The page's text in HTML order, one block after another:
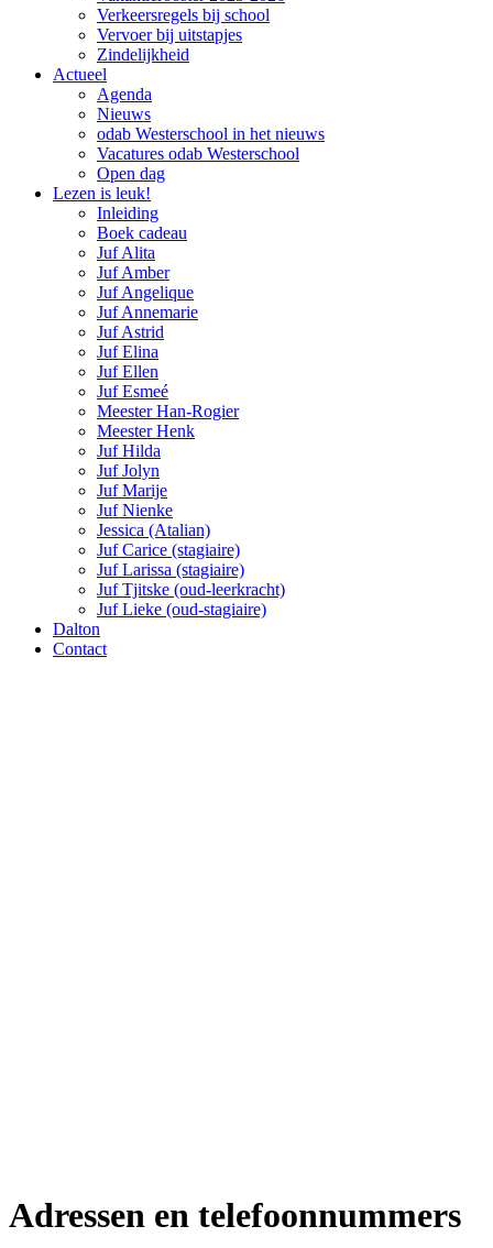
Verkeersregels bij school
Vervoer bij uitstapjes
Zindelijkheid
Actueel
Agenda
Nieuws
odab Westerschool in het nieuws
Vacatures odab Westerschool
Open dag
Lezen is leuk!
Inleiding
Boek cadeau
Juf Alita
Juf Amber
Juf Angelique
Juf Annemarie
Juf Astrid
Juf Elina
Juf Ellen
Juf Esmeé
Meester Han-Rogier
Meester Henk
Juf Hilda
Juf Jolyn
Juf Marije
Juf Nienke
Jessica (Atalian)
Juf Carice (stagiaire)
Juf Larissa (stagiaire)
Juf Tjitske (oud-leerkracht)
Juf Lieke (oud-stagiaire)
Dalton
Contact
Adressen en telefoonnummers